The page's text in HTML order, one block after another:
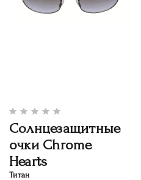
Солнцезащитные
очки Chrome
Hearts
Титан